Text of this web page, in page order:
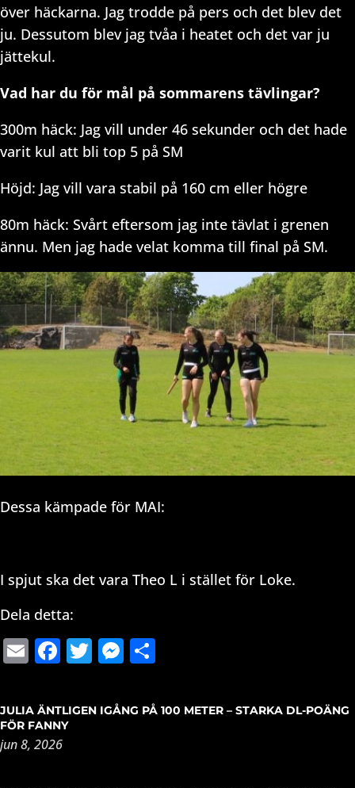
över häckarna. Jag trodde på pers och det blev det
ju. Dessutom blev jag tvåa i heatet och det var ju
jättekul.
Vad har du för mål på sommarens tävlingar?
300m häck: Jag vill under 46 sekunder och det hade
varit kul att bli top 5 på SM
Höjd: Jag vill vara stabil på 160 cm eller högre
80m häck: Svårt eftersom jag inte tävlat i grenen
ännu. Men jag hade velat komma till final på SM.
Dessa kämpade för MAI:
I spjut ska det vara Theo L i stället för Loke.
Dela detta:
EmailFacebook
TwitterMessenger
JULIA ÄNTLIGEN IGÅNG PÅ 100 METER – STARKA DL-POÄNG
FÖR FANNY
jun 8, 2026